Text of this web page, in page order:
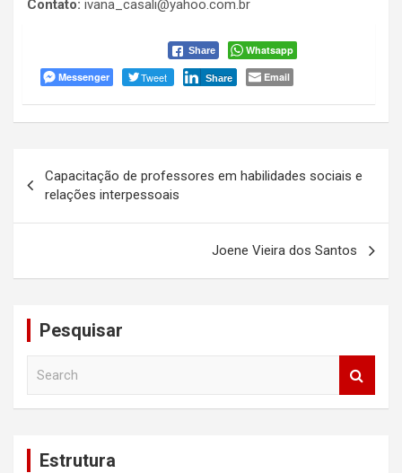
Contato: ivana_casali@yahoo.com.br
Share
Whatsapp
Messenger
Tweet Share Email
de
Post
Capacitação de professores em habilidades sociais e
relações interpessoais
Joene Vieira dos Santos
Pesquisar
Estrutura